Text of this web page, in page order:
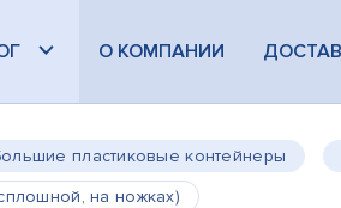
О КОМПАНИИ
пластиковые контейнеры
на ножках)